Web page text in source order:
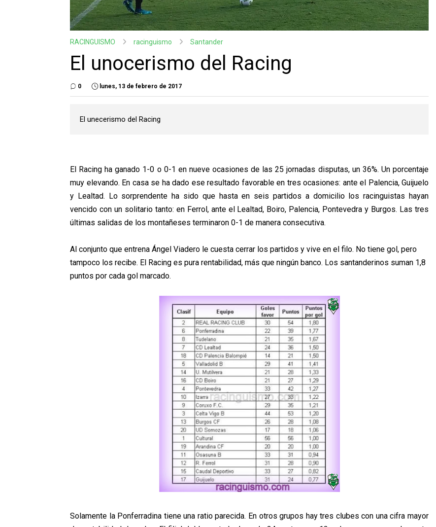
RACINGUISMO racinguismo Santander
El unocerismo del Racing
0 lunes, 13 de febrero de 2017
El unecerismo del Racing
El Racing ha ganado 1-0 o 0-1 en nueve ocasiones de las 25 jornadas disputas, un 36%. Un porcentaje
muy elevando. En casa se ha dado ese resultado favorable en tres ocasiones: ante el Palencia, Guijuelo
y Lealtad. Lo sorprendente ha sido que hasta en seis partidos a domicilio los racinguistas hayan
vencido con un solitario tanto: en Ferrol, ante el Lealtad, Boiro, Palencia, Pontevedra y Burgos. Las tres
últimas salidas de los montañeses terminaron 0-1 de manera consecutiva.
Al conjunto que entrena Ángel Viadero le cuesta cerrar los partidos y vive en el filo. No tiene gol, pero
tampoco los recibe. El Racing es pura rentabilidad, más que ningún banco. Los santanderinos suman 1,8
puntos por cada gol marcado.
Solamente la Ponferradina tiene una ratio parecida. En otros grupos hay tres clubes con una cifra mayor